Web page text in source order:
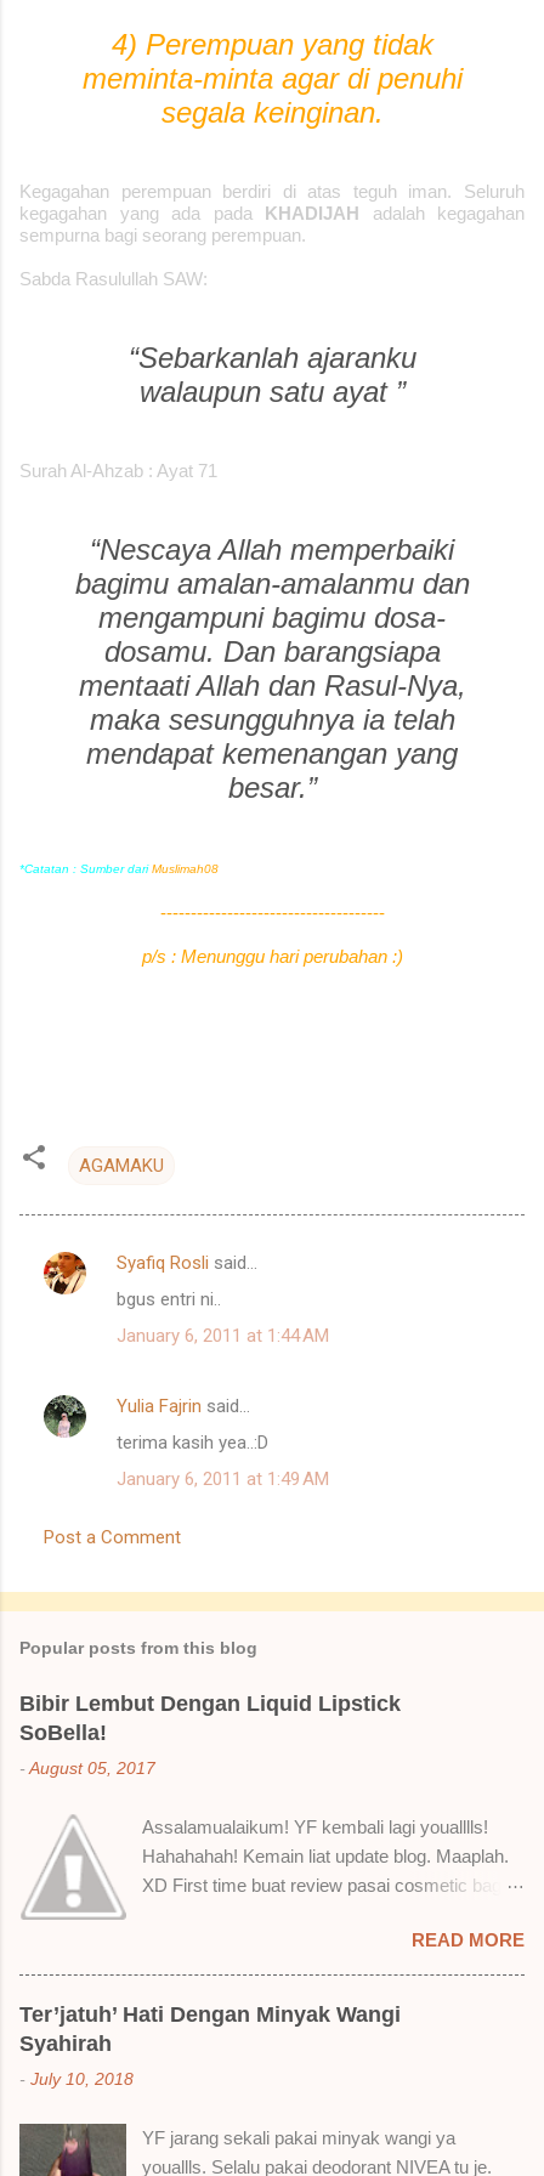
4) Perempuan yang tidak
meminta-minta agar di penuhi
segala keinginan.
Kegagahan perempuan berdiri di atas teguh iman. Seluruh
kegagahan yang ada pada KHADIJAH
adalah kegagahan
sempurna bagi seorang perempuan.
Sabda Rasulullah SAW:
“Sebarkanlah ajaranku
walaupun satu ayat ”
Surah Al-Ahzab : Ayat 71
“Nescaya Allah memperbaiki
bagimu amalan-amalanmu dan
mengampuni bagimu dosa-
dosamu. Dan barangsiapa
mentaati Allah dan Rasul-Nya,
maka sesungguhnya ia telah
mendapat kemenangan yang
besar.”
*Catatan : Sumber dariMuslimah08
-------------------------------------
p/s : Menunggu hari perubahan :)
AGAMAKU
C
e
Syafiq Rosli said…
bgus entri ni..
January 6, 2011 at 1:44 AM
Yulia Fajrin said…
terima kasih yea..:D
January 6, 2011 at 1:49 AM
Post a Comment
Popular posts from this blog
Bibir Lembut Dengan Liquid Lipstick
SoBella!
-August 05, 2017
Assalamualaikum! YF kembali lagi youalllls!
Hahahahah! Kemain liat update blog. Maaplah.
XD First time buat review pasai cosmetic bagai
Nak jadikan cerita, a ku baru je beli liquid lipstick
brand SoBella ni. Siap beli 3 kau! Adeh! Dari
atas, Cornflakes Madu, Strawberry Semprit &
Rose Makmur Setelah dicuba dengan pelbagai
suka tu boleh adjust. Don't worry! Aku start
READ MORE
Ter’jatuh’ Hati Dengan Minyak Wangi
Syahirah
- July 10, 2018
YF jarang sekali pakai minyak wangi ya
youallls. Selalu pakai deodorant NIVEA tu je.